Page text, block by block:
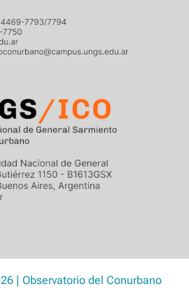
| Observatorio del Conurbano